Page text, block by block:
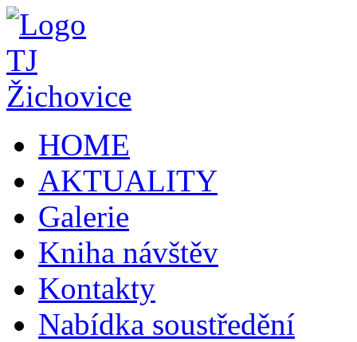
HOME
AKTUALITY
Galerie
Kniha návštěv
Kontakty
Nabídka soustředění